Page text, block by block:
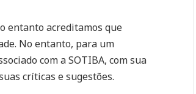
entanto acreditamos que
No entanto, para um
com a SOTIBA, com sua
críticas e sugestões.